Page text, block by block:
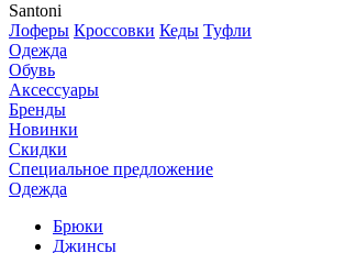
Santoni
Лоферы Кроссовки Кеды Туфли
Одежда
Обувь
Аксессуары
Бренды
Новинки
Скидки
Специальное предложение
Одежда
Брюки
Джинсы